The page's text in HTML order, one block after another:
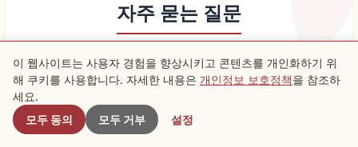
자주 묻는 질문
Q.이와이시마는 어떤 섬인가요? keyboard_arrow_down
근처 스팟
이 웹사이트는 사용자 경험을 향상시키고 콘텐츠를 개인화하기 위
해 쿠키를 사용합니다. 자세한 내용은 개인정보 보호정책을 참조하
세요.
모두 동의
모두 거부 설정